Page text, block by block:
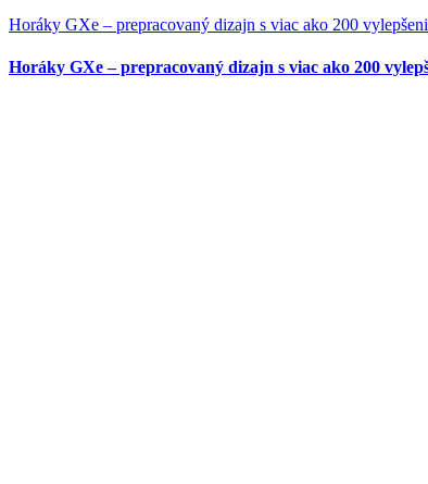
Horáky GXe – prepracovaný dizajn s viac ako 200
Horáky GXe – prepracovaný dizajn s viac ako 200